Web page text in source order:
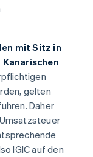
mit Sitz in
gelten
Daher
IGIC auf den